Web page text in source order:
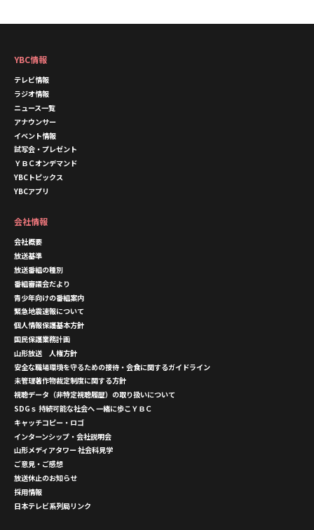
YBC情報
テレビ情報
ラジオ情報
ニュース一覧
アナウンサー
イベント情報
試写会・プレゼント
ＹＢＣオンデマンド
YBCトピックス
YBCアプリ
会社情報
会社概要
放送基準
放送番組の種別
番組審議会だより
青少年向けの番組案内
緊急地震速報について
個人情報保護基本方針
国民保護業務計画
山形放送 人権方針
安全な職場環境を守るための接待・会食に関するガイドライン
未管理著作物裁定制度に関する方針
視聴データ（非特定視聴履歴）の取り扱いについて
SDGｓ 持続可能な社会へ 一緒に歩こＹＢＣ
キャッチコピー・ロゴ
インターンシップ・会社説明会
山形メディアタワー 社会科見学
ご意見・ご感想
放送休止のお知らせ
採用情報
日本テレビ系列局リンク